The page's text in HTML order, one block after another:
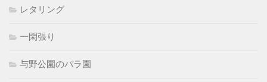
レタリング
一閑張り
与野公園のバラ園